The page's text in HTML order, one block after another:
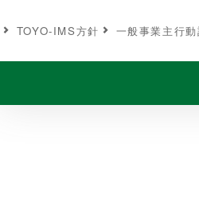
TOYO-IMS⽅針 ⼀般事業主⾏動